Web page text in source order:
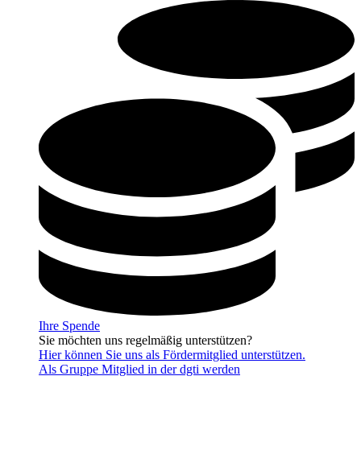
Ihre Spende
Sie möchten uns regelmäßig unterstützen?
Hier können Sie uns als Fördermitglied unterstützen.
Als Gruppe Mitglied in der dgti werden